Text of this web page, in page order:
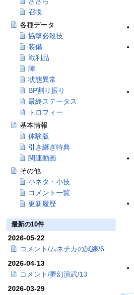
召喚
各種データ
協撃必殺技
装備
戦利品
陣
状態異常
BP割り振り
最終ステータス
トロフィー
基本情報
体験版
引き継ぎ特典
関連動画
その他
小ネタ・小技
コメント一覧
更新履歴
最新の10件
2026-05-22
コメント/ムネチカの試練/6
2026-04-13
コメント/夢幻演武/13
2026-03-29